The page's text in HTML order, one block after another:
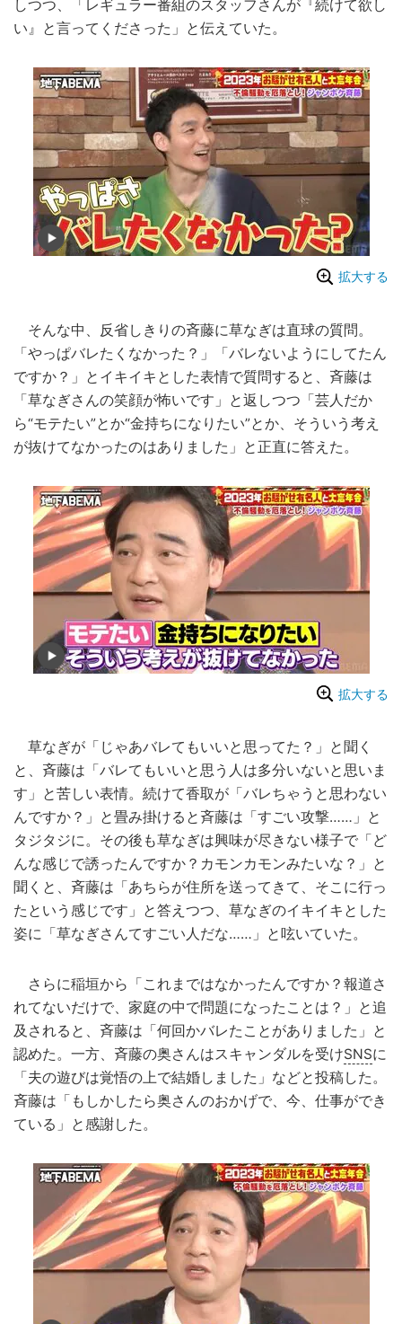
しつつ、「レギュラー番組のスタッフさんが『続けて欲し
い』と言ってくださった」と伝えていた。
拡大する
そんな中、反省しきりの斉藤に草なぎは直球の質問。
「やっぱバレたくなかった？」「バレないようにしてたん
ですか？」とイキイキとした表情で質問すると、斉藤は
「草なぎさんの笑顔が怖いです」と返しつつ「芸人だか
ら“モテたい”とか“金持ちになりたい”とか、そういう考え
が抜けてなかったのはありました」と正直に答えた。
拡大する
草なぎが「じゃあバレてもいいと思ってた？」と聞く
と、斉藤は「バレてもいいと思う人は多分いないと思いま
す」と苦しい表情。続けて香取が「バレちゃうと思わない
んですか？」と畳み掛けると斉藤は「すごい攻撃……」と
タジタジに。その後も草なぎは興味が尽きない様子で「ど
んな感じで誘ったんですか？カモンカモンみたいな？」と
聞くと、斉藤は「あちらが住所を送ってきて、そこに行っ
たという感じです」と答えつつ、草なぎのイキイキとした
姿に「草なぎさんてすごい人だな……」と呟いていた。
さらに稲垣から「これまではなかったんですか？報道さ
れてないだけで、家庭の中で問題になったことは？」と追
及されると、斉藤は「何回かバレたことがありました」と
認めた。一方、斉藤の奥さんはスキャンダルを受けSNSに
「夫の遊びは覚悟の上で結婚しました」などと投稿した。
斉藤は「もしかしたら奥さんのおかげで、今、仕事ができ
ている」と感謝した。